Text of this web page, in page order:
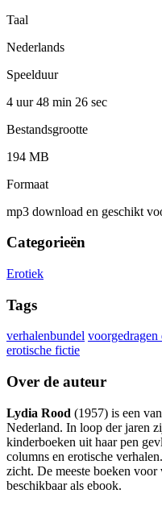
Taal
Nederlands
Speelduur
4 uur 48 min 26 sec
Bestandsgrootte
194 MB
Formaat
mp3 download en geschikt
Categorieën
Erotiek
Tags
verhalenbundel voorgedragen
erotische fictie
Over de auteur
Lydia Rood (1957) is een
Nederland. In loop der jaren
kinderboeken uit haar pen
columns en erotische
zicht. De meeste boeken
beschikbaar als ebook.